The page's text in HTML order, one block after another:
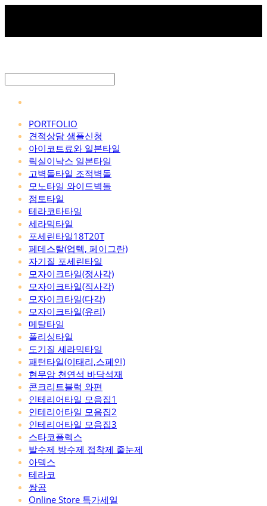
PORTFOLIO
견적상담 샘플신청
아이코트료와 일본타일
릭실이낙스 일본타일
고벽돌타일 조적벽돌
모노타일 와이드벽돌
점토타일
테라코타타일
세라믹타일
포세린타일18T20T
페데스탈(업텍, 페이그란)
자기질 포세린타일
모자이크타일(정사각)
모자이크타일(직사각)
모자이크타일(다각)
모자이크타일(유리)
메탈타일
폴리싱타일
도기질 세라믹타일
패턴타일(이태리,스페인)
현무암 천연석 바닥석재
콘크리트블럭 와편
인테리어타일 모음집1
인테리어타일 모음집2
인테리어타일 모음집3
스타코플렉스
발수제 방수제 접착제 줄눈제
아덱스
테라코
쌍곰
Online Store 특가세일